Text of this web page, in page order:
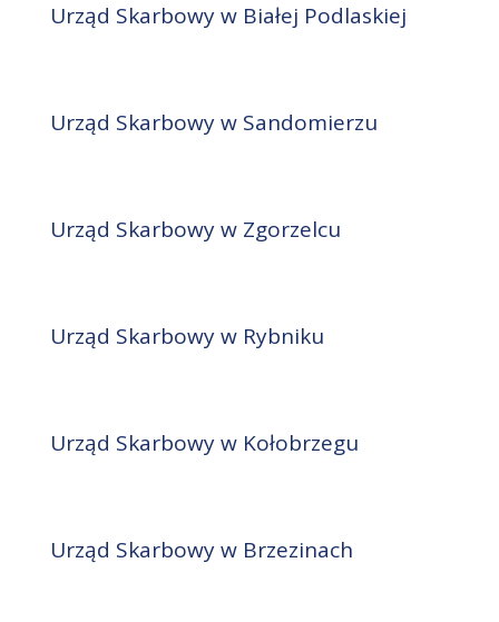
Urząd Skarbowy w Białej Podlaskiej
Urząd Skarbowy w Sandomierzu
Urząd Skarbowy w Zgorzelcu
Urząd Skarbowy w Rybniku
Urząd Skarbowy w Kołobrzegu
Urząd Skarbowy w Brzezinach